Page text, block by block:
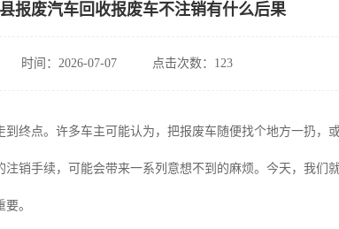
报废汽车回收报废车不注销有什么后果
时间：2026-07-07 点击次数：123
终点。许多车主可能认为，把报废车随便找个地方一扔，
注销手续，可能会带来一系列意想不到的麻烦。今天，我们
。